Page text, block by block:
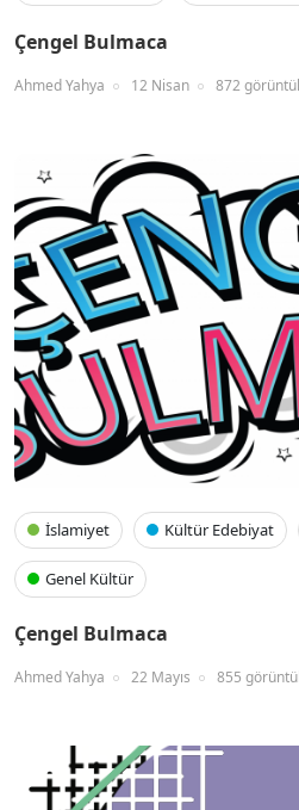
Çengel Bulmaca
Ahmed Yahya 12 Nisan 872
İslamiyet Kültür Edebiyat
Genel Kültür
Çengel Bulmaca
Ahmed Yahya 22 Mayıs 855